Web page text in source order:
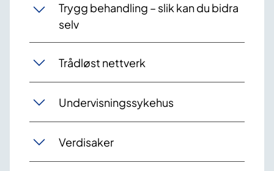
Trygg behandling – slik kan du bidra
selv
Trådløst nettverk
Undervisningssykehus
Verdisaker